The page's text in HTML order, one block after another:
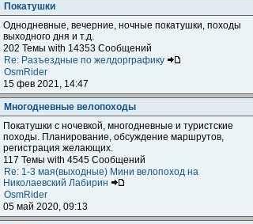
Покатушки
Однодневные, вечерние, ночные покатушки, походы
выходного дня и т.д.
202 Темы with 14353 Сообщений
Re: Разъездные по желдорграфику
OsmRider
15 фев 2021, 14:47
Многодневные велопоходы
Покатушки с ночевкой, многодневные и туристские
походы. Планирование, обсуждение маршрутов,
регистрация желающих.
117 Темы with 4545 Сообщений
Re: 1-3 мая(выходные) Мини велопоход на
Николаевский Лабирин
OsmRider
05 май 2020, 09:13